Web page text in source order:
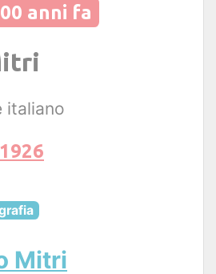
anni fa
italiano
Mitri